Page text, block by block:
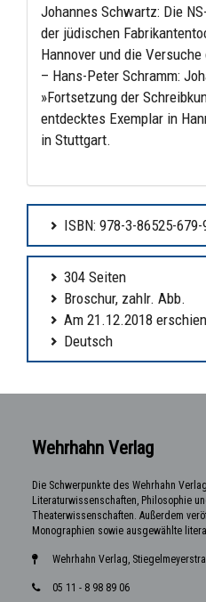
Johannes Schwartz: Die
der jüdischen
Hannover und die
– Hans-Peter Schramm:
»Fortsetzung der
entdecktes Exemplar in
in Stuttgart.
ISBN: 978-3-86525-679-
304 Seiten
Broschur, zahlr. Abb.
Am 21.12.2018
Deutsch
Wehrhahn Verlag
Die Schwerpunkte des Wehrhahn
Literaturwissenschaften, Philosophie
Theaterwissenschaften. Außerdem
Monographien sowie ausgewählte
Wehrhahn Verlag,
05 11 - 8 98 89 06